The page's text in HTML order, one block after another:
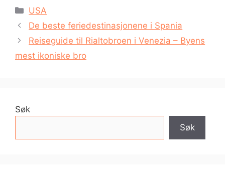
Kategorier
USA
De beste feriedestinasjonene i Spania
Reiseguide til Rialtobroen i Venezia – Byens
mest ikoniske bro
Søk
Søk